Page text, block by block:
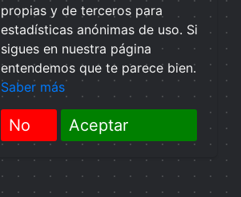
propias y de terceros para
estadísticas anónimas de uso. Si
sigues en nuestra página
entendemos que te parece bien.
Saber más
No Aceptar